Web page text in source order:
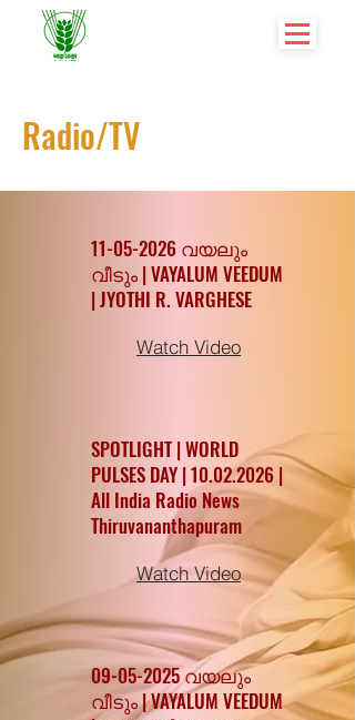
Radio/TV
11-05-2026 വയലും
വീടും | VAYALUM VEEDUM
| JYOTHI R. VARGHESE
Watch Video
SPOTLIGHT | WORLD
PULSES DAY |10.02.2026 |
All India Radio News
Thiruvananthapuram
Watch Video
09-05-2025വയലും
വീടും | VAYALUM VEEDUM